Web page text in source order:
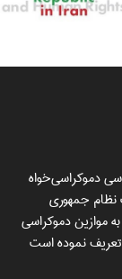
دموکراسی‌خواه
نظام جمهوری
موازین دموکراسی
تعریف نموده است